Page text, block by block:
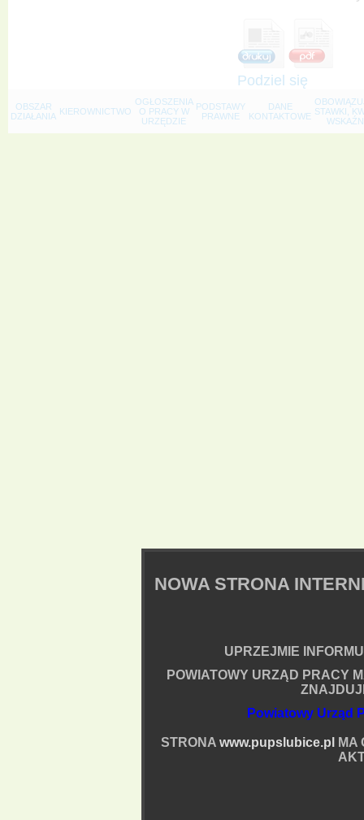
Podziel się
OBSZAR
DZIAŁANIA KIEROWNICTWO
OGŁOSZENIA
O PRACY W
URZĘDZIE
PODSTAWY
PRAWNE
DANE
KONTAKTOWE STAWKI,
NOWA STRONA
UPRZEJMIE
POWIATOWY URZĄD PRACY
Powiatowy Urząd
STRONA www.pupslubice.pl
MA